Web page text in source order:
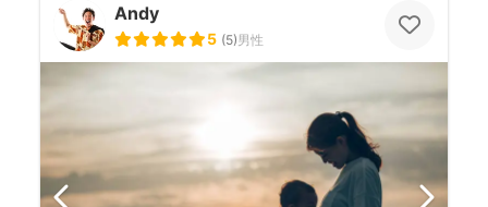
Andy
5 (5)男性